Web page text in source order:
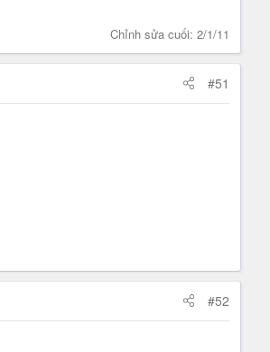
Chỉnh sửa cuối: 2/1/11
#51
#52